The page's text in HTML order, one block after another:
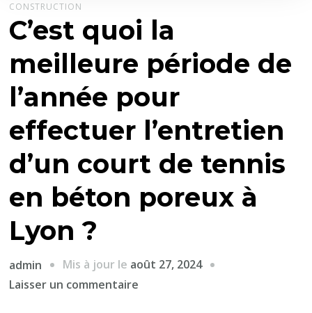
CONSTRUCTION
C’est quoi la
meilleure période de
l’année pour
effectuer l’entretien
d’un court de tennis
en béton poreux à
Lyon ?
admin Mis à jour le août 27, 2024
Laisser un commentaire